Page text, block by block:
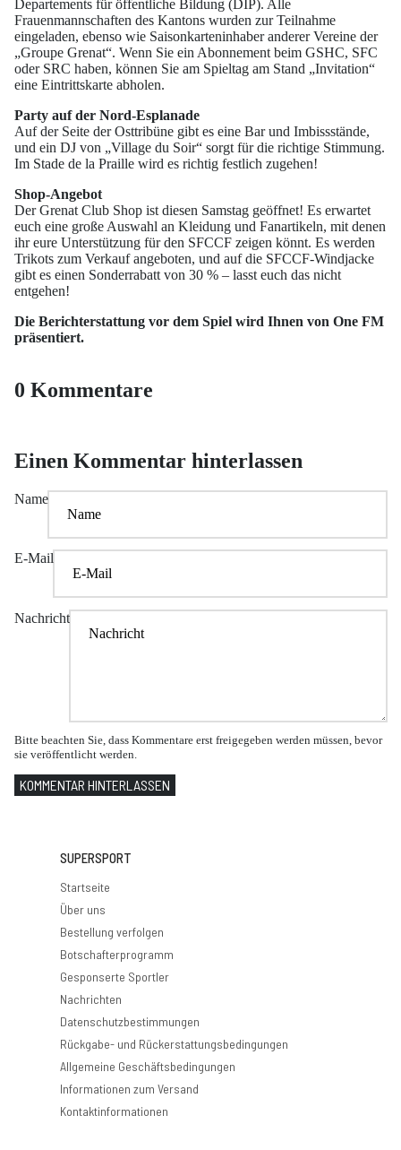
Departements für öffentliche Bildung (DIP). Alle
Frauenmannschaften des Kantons wurden zur Teilnahme
eingeladen, ebenso wie Saisonkarteninhaber anderer Vereine der
„Groupe Grenat“. Wenn Sie ein Abonnement beim GSHC, SFC
oder SRC haben, können Sie am Spieltag am Stand „Invitation“
eine Eintrittskarte abholen.
Party auf der Nord-Esplanade
Auf der Seite der Osttribüne gibt es eine Bar und Imbissstände,
und ein DJ von „Village du Soir“ sorgt für die richtige Stimmung.
Im Stade de la Praille wird es richtig festlich zugehen!
Shop-Angebot
Der Grenat Club Shop ist diesen Samstag geöffnet! Es erwartet
euch eine große Auswahl an Kleidung und Fanartikeln, mit denen
ihr eure Unterstützung für den SFCCF zeigen könnt. Es werden
Trikots zum Verkauf angeboten, und auf die SFCCF-Windjacke
gibt es einen Sonderrabatt von 30 % – lasst euch das nicht
entgehen!
Die Berichterstattung vor dem Spiel wird Ihnen von One FM
präsentiert.
0 Kommentare
Einen Kommentar hinterlassen
Name
E-Mail
Nachricht
Bitte beachten Sie, dass Kommentare erst freigegeben werden müssen, bevor
sie veröffentlicht werden.
KOMMENTAR HINTERLASSEN
SUPERSPORT
Startseite
Über uns
Bestellung verfolgen
Botschafterprogramm
Gesponserte Sportler
Nachrichten
Datenschutzbestimmungen
Rückgabe- und Rückerstattungsbedingungen
Allgemeine Geschäftsbedingungen
Informationen zum Versand
Kontaktinformationen